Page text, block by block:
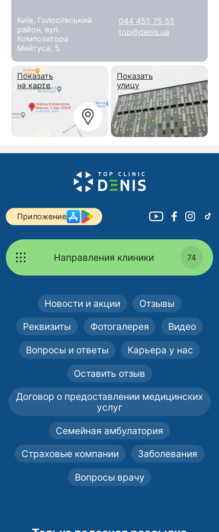
Київ, Голосіївський
район, вул.
Композитора
Мейтуса, 5
044 455 75 55
top@denis.ua
Показать
на карте
Показать
улицу
Приложение
Направления клиники 74
Новости и акции Отзывы
Реквизиты Фотогалерея Видео
Вопросы и ответы Карьера у нас
Оставить отзыв
Договор о предоставлении медицинских
услуг
Семейная амбулатория
Страховые компании Заболевания
Вопросы врачу